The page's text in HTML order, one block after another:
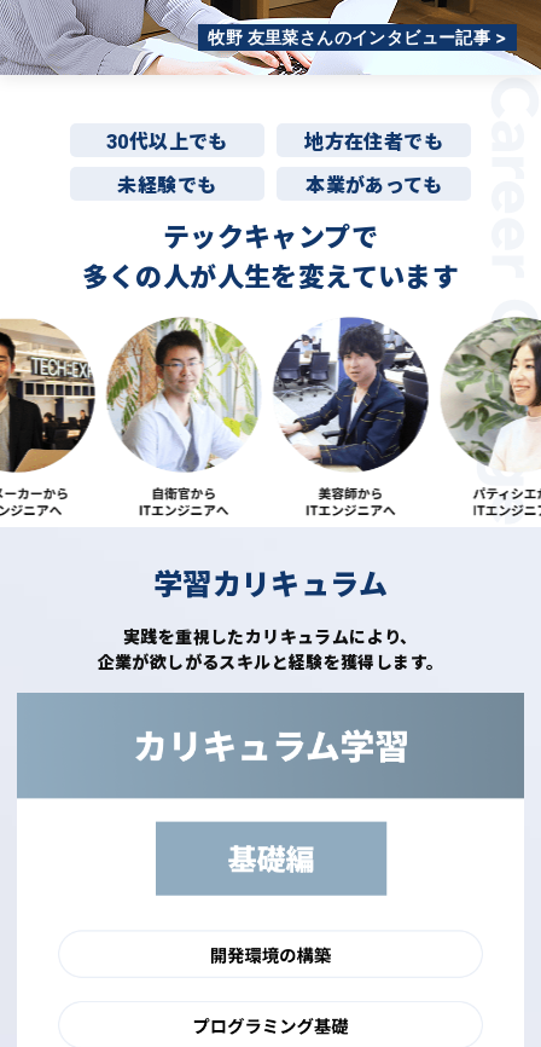
牧野 友里菜さんのインタビュー記事 >
30代以上でも
地方在住者でも
未経験でも
本業があっても
テックキャンプで
多くの人が人生を変えています
学習カリキュラム
実践を重視したカリキュラムにより、
企業が欲しがるスキルと経験を獲得します。